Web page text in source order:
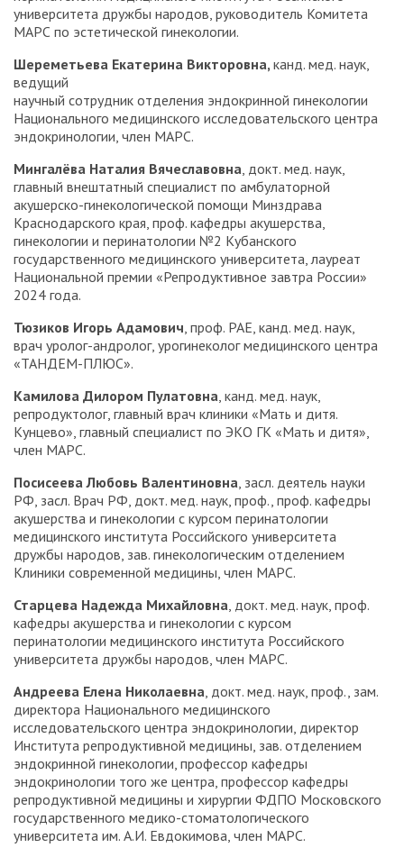
университета дружбы народов, руководитель Комитета
МАРС по эстетической гинекологии.
Шереметьева Екатерина Викторовна, канд. мед. наук,
ведущий
научный сотрудник отделения эндокринной гинекологии
Национального медицинского исследовательского центра
эндокринологии, член МАРС.
Мингалёва Наталия Вячеславовна , докт. мед. наук,
главный внештатный специалист по амбулаторной
акушерско-гинекологической помощи Минздрава
Краснодарского края, проф. кафедры акушерства,
гинекологии и перинатологии №2 Кубанского
государственного медицинского университета, лауреат
Национальной премии «Репродуктивное завтра России»
2024 года.
Тюзиков Игорь Адамович , проф. РАЕ, канд. мед. наук,
врач уролог-андролог, урогинеколог медицинского центра
«ТАНДЕМ-ПЛЮС».
Камилова Дилором Пулатовна , канд. мед. наук,
репродуктолог, главный врач клиники «Мать и дитя.
Кунцево», главный специалист по ЭКО ГК «Мать и дитя»,
член МАРС.
Посисеева Любовь Валентиновна , засл. деятель науки
РФ, засл. Врач РФ, докт. мед. наук, проф., проф. кафедры
акушерства и гинекологии с курсом перинатологии
медицинского института Российского университета
дружбы народов, зав. гинекологическим отделением
Клиники современной медицины, член МАРС.
Старцева Надежда Михайловна , докт. мед. наук, проф.
кафедры акушерства и гинекологии с курсом
перинатологии медицинского института Российского
университета дружбы народов, член МАРС.
Андреева Елена Николаевна , докт. мед. наук, проф., зам.
директора Национального медицинского
исследовательского центра эндокринологии, директор
Института репродуктивной медицины, зав. отделением
эндокринной гинекологии, профессор кафедры
эндокринологии того же центра, профессор кафедры
репродуктивной медицины и хирургии ФДПО Московского
государственного медико-стоматологического
университета им. А.И. Евдокимова, член МАРС.